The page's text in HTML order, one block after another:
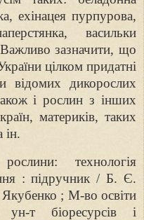
ехінацея пурпурова,
васильки
Важливо зазначити, що
цілком придатні
відомих
дикорослих
і рослин з інших
материків, таких
ін.
технологія
: підручник / Б. Є.
; М-во освіти
т біоресурсів і